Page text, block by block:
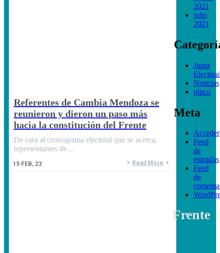
Referentes de Cambia Mendoza se
reunieron y dieron un paso más
hacia la constitución del Frente
15 FEB, 23
De cara al cronograma electoral que se acerca,
representantes de…
Read More
2021
julio
2021
Junta
Noticias
pinco
Meta
Acceder
Feed
de
entradas
Feed
de
Frente